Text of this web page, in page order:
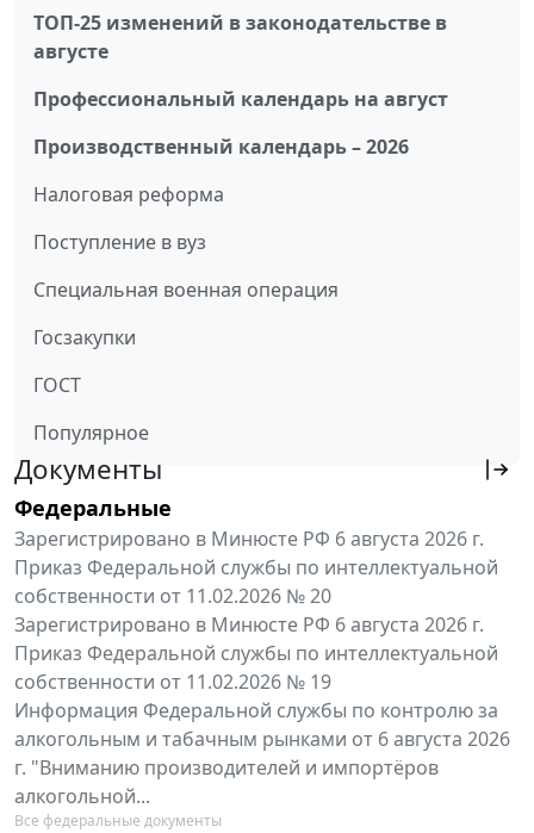
ТОП-25 изменений в законодательстве в
августе
Профессиональный календарь на август
Производственный календарь – 2026
Налоговая реформа
Поступление в вуз
Специальная военная операция
Госзакупки
ГОСТ
Популярное
Документы
Федеральные
Зарегистрировано в Минюсте РФ 6 августа 2026 г.
Приказ Федеральной службы по интеллектуальной
собственности от 11.02.2026 № 20
Зарегистрировано в Минюсте РФ 6 августа 2026 г.
Приказ Федеральной службы по интеллектуальной
собственности от 11.02.2026 № 19
Информация Федеральной службы по контролю за
алкогольным и табачным рынками от 6 августа 2026
г. "Вниманию производителей и импортёров
алкогольной...
Все федеральные документы